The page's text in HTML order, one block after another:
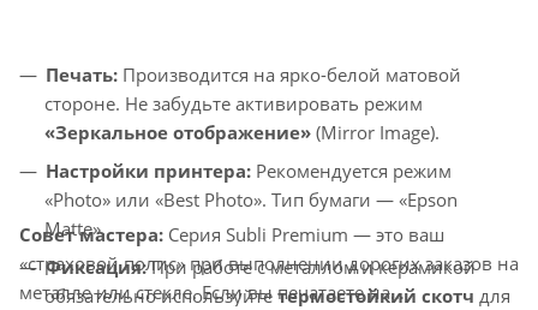
Печать: Производится на ярко-белой матовой
стороне. Не забудьте активировать режим
«Зеркальное отображение» (Mirror Image).
Настройки принтера: Рекомендуется режим
«Photo» или «Best Photo». Тип бумаги — «Epson
Matte».
Фиксация:При работе с металлом и керамикой
обязательно используйте термостойкий скотч для
Совет мастера: Серия Subli Premium — это ваш
«страховой полис» при выполнении дорогих заказов на
металле или стекле. Если вы печатаете на